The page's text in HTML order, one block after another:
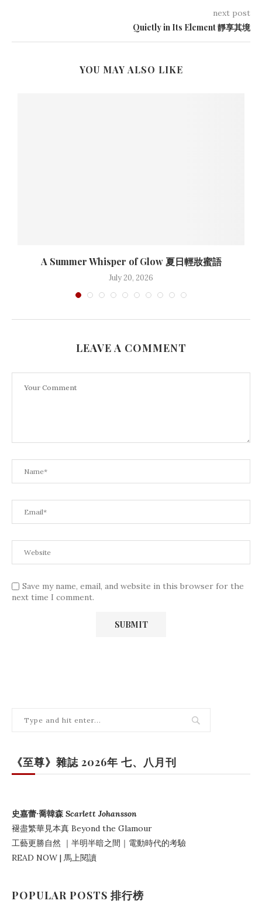
next post
Quietly in Its Element 靜享其境
YOU MAY ALSO LIKE
A Summer Whisper of Glow 夏日輕妝蜜語
July 20, 2026
LEAVE A COMMENT
Save my name, email, and website in this browser for the
next time I comment.
《至尊》雜誌 2026年 七、八月刊
史嘉蕾·喬韓森 Scarlett Johansson
褪盡繁華見本真 Beyond the Glamour
工藝更勝自然 ｜ 半明半暗之間 ｜電動時代的考驗
READ NOW | 馬上閱讀
POPULAR POSTS 排行榜